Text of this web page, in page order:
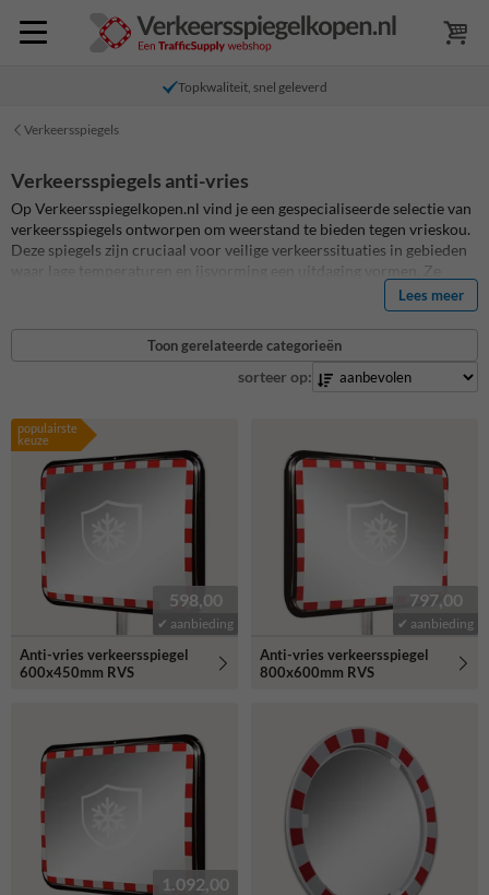
Topkwaliteit, snel geleverd
Verkeersspiegels
Verkeersspiegels anti-vries
Op Verkeersspiegelkopen.nl vind je een gespecialiseerde selectie van
verkeersspiegels ontworpen om weerstand te bieden tegen vrieskou.
Deze spiegels zijn cruciaal voor veilige verkeerssituaties in gebieden
waar lage temperaturen en ijsvorming een uitdaging vormen. Ze
zorgen voor helder en onbelemmerd zicht, zelfs onder de meest
veeleisende weersomstandigheden. Ideaal voor gebruik op kritieke
verkeerspunten, zoals kruisingen, uitritten en overzichtelijke
bochten, helpen onze anti-vries verkeersspiegels ongevallen te
voorkomen en de verkeersveiligheid te verbeteren. Duurzaamheid en
verkeersspiegels zijn van de hoogste kwaliteit en hebben een extreem
lange levensduur! Ontdek nu onze anti-vries verkeersspiegels en
waarborg veiligheid op de weg, ongeacht het weer.
Lees meer
Toon gerelateerde categorieën
sorteer op:
populairste
keuze
598,00
✔ aanbieding
Anti-vries verkeersspiegel
600x450mm RVS
797,00
✔ aanbieding
Anti-vries verkeersspiegel
800x600mm RVS
1.092,00